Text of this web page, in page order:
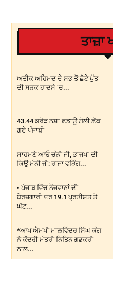
ਤਾਜ਼ਾ
ਅਤੀਕ ਅਹਿਮਦ ਦੇ ਸਭ ਤੋਂ ਛੋਟੇ ਪੁੱਤ
ਦੀ ਸੜਕ ਹਾਦਸੇ ‘ਚ...
43.44 ਕਰੋੜ ਨਸ਼ਾ ਛਡਾਊ ਗੋਲੀ ਛੱਕ
ਗਏ ਪੰਜਾਬੀ
ਸਾਹਮਣੇ ਆਓ ਚੰਨੀ ਜੀ, ਭਾਜਪਾ ਦੀ
ਕਿਉਂ ਮੰਨੀ ਜੀ: ਰਾਜਾ ਵੜਿੰਗ...
• ਪੰਜਾਬ ਵਿੱਚ ਨੌਜਵਾਨਾਂ ਦੀ
ਬੇਰੁਜ਼ਗਾਰੀ ਦਰ 19.1 ਪ੍ਰਤੀਸ਼ਤ ਤੋਂ
ਘੱਟ...
*ਆਪ ਐਮਪੀ ਮਾਲਵਿੰਦਰ ਸਿੰਘ ਕੰਗ
ਨੇ ਕੇਂਦਰੀ ਮੰਤਰੀ ਨਿਤਿਨ ਗਡਕਰੀ
ਨਾਲ...